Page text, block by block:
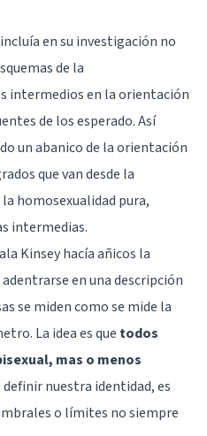
en su investigación no
de la
intermedios en la orientación
de los esperado. Así
un abanico de la orientación
que van desde la
homosexualidad pura,
intermedias.
Kinsey hacía añicos la
en una descripción
se miden como se mide la
La idea es que todos
mas o menos
definir nuestra identidad, es
o límites no siempre